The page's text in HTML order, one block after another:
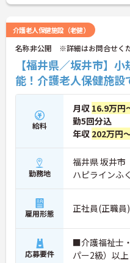
介護老人保健施設（老健）
名称非公開 ※詳細はお問合せく
【福井県／坂井市】
能！介護老人保健施設
給料
月収 16.9万円
勤5回分込
年収 202万円
勤務地
福井県 坂井市
ハピラインふ
雇用形態 正社員(正職員)
応募要件
■介護福祉士
パー2級）以上